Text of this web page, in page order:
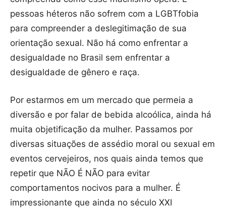
pessoas héteros não sofrem com a LGBTfobia
para compreender a deslegitimação de sua
orientação sexual. Não há como enfrentar a
desigualdade no Brasil sem enfrentar a
desigualdade de gênero e raça.
Por estarmos em um mercado que permeia a
diversão e por falar de bebida alcoólica, ainda há
muita objetificação da mulher. Passamos por
diversas situações de assédio moral ou sexual em
eventos cervejeiros, nos quais ainda temos que
repetir que NÃO É NÃO para evitar
comportamentos nocivos para a mulher. É
impressionante que ainda no século XXI